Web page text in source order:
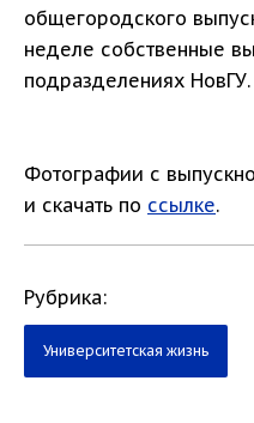
общегородского
неделе собственные
подразделениях НовГУ.
Фотографии с
и скачать по ссылке.
Рубрика:
Университетская жизнь